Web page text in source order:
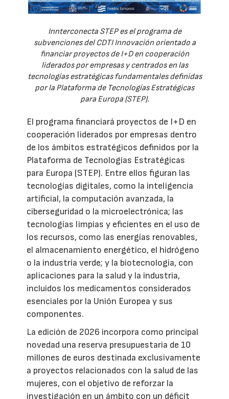
Innterconecta STEP es el programa de
subvenciones del CDTI Innovación orientado a
financiar proyectos de I+D en cooperación
liderados por empresas y centrados en las
tecnologías estratégicas fundamentales definidas
por la Plataforma de Tecnologías Estratégicas
para Europa (STEP).
El programa financiará proyectos de I+D en
cooperación liderados por empresas dentro
de los ámbitos estratégicos definidos por la
Plataforma de Tecnologías Estratégicas
para Europa (STEP). Entre ellos figuran las
tecnologías digitales, como la inteligencia
artificial, la computación avanzada, la
ciberseguridad o la microelectrónica; las
tecnologías limpias y eficientes en el uso de
los recursos, como las energías renovables,
el almacenamiento energético, el hidrógeno
o la industria verde; y la biotecnología, con
aplicaciones para la salud y la industria,
incluidos los medicamentos considerados
esenciales por la Unión Europea y sus
componentes.
La edición de 2026 incorpora como principal
novedad una reserva presupuestaria de 10
millones de euros destinada exclusivamente
a proyectos relacionados con la salud de las
mujeres, con el objetivo de reforzar la
investigación en un ámbito con un déficit